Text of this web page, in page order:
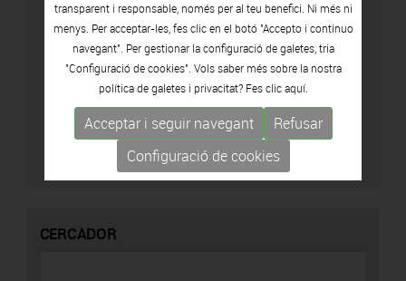
Accepto la política de privacitat (Veure
)
CERCADOR
transparent i responsable, només per al teu benefici. Ni més ni
menys. Per acceptar-les, fes clic en el botó "Accepto i continuo
navegant". Per gestionar la configuració de galetes, tria
"Configuració de cookies". Vols saber més sobre la nostra
política de galetes i privacitat? Fes clicaquí.
Acceptar i seguir navegant
Refusar
Configuració de cookies